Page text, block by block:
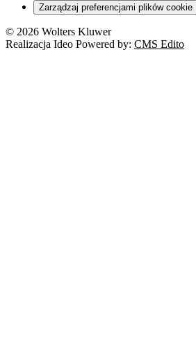
Zarządzaj preferencjami plików cookie
© 2026 Wolters Kluwer
Realizacja Ideo Powered by: CMS Edito